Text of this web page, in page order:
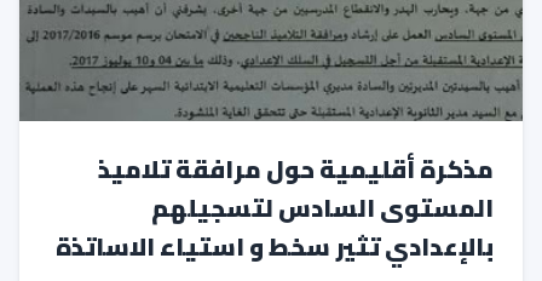
مذكرة أقليمية حول مرافقة تلاميذ
المستوى السادس لتسجيلهم
بالإعدادي تثير سخط و استياء الاساتذة